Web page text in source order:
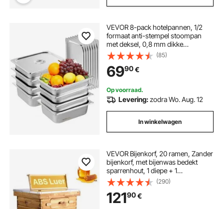
VEVOR 8-pack hotelpannen, 1/2
formaat anti-stempel stoompan
met deksel, 0,8 mm dikke
roestvrijstalen stoompan, 4-inch
diepe commerciële tafelstoompan,
pan voor het bewaren van
cateringvoedsel, voor industrie en
wetenschap
(85)
6990€
Op voorraad.
Levering:zodra Wo. Aug. 12
In winkelwagen
VEVOR Bijenkorf, 20 ramen, Zander
bijenkorf, met bijenwas bedekt
sparrenhout, 1 diepe + 1
middelgrote bijenkorfkast,
Langstroth bijenkorfset,
transparante acrylramen met
fundering
(290)
12190€